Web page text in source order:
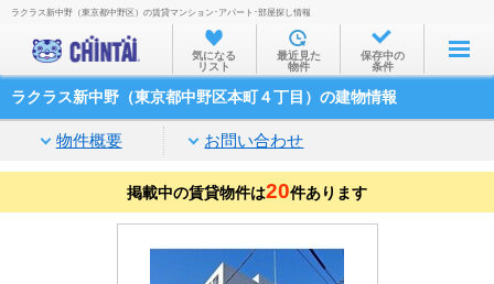
お部屋を探す
沿線・駅から
家賃相場から
通勤通学時間から
不動産会社から
ラクラス新中野（東京都中野区）の賃貸マンション･アパート･部屋探し情報
気になる
リスト
最近見た
物件
保存中の
条件
ラクラス新中野（東京都中野区本町４丁目）の建物情報
物件概要 お問い合わせ
掲載中の賃貸物件は20件あります